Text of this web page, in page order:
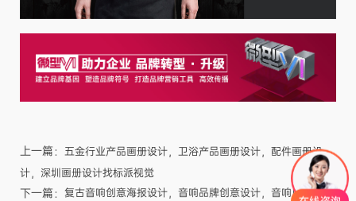
上一篇： 五金行业产品画册设计，卫浴产品画册设计，配件画册设
计，深圳画册设计找标派视觉
下一篇： 复古音响创意海报设计，音响品牌创意设计，音响店铺装修